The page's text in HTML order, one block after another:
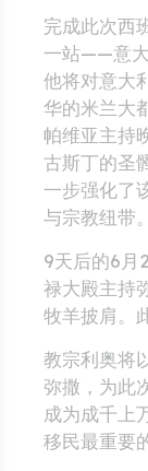
完成此次西
一站——意大
他将对意大
华的米兰大
帕维亚主持
古斯丁的圣
一步强化了
与宗教纽带。
9天后的6月
禄大殿主持
牧羊披肩。
教宗利奥将
弥撒，为此
成为成千上
移民最重要